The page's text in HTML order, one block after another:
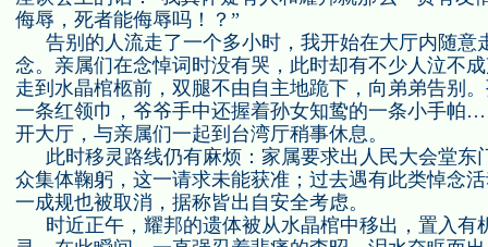
侮辱，死者能侮辱吗！？”
告别的人流走了一个多小时，我开始在大厅内随意
念。亲属们在念悼词时没有哭，此时却有不少人泣不
走到水晶棺柩前，双腿不由自主地跪下，向弟弟告别
一条红领巾，爷爷手中还握着孙女知鸷的一条小手帕
开大厅，与亲属们一起到台湾厅稍事休息。
此时移灵路线仍有麻烦：家属要求出人民大会堂东
众集体鞠躬，这一请求未能获准；过去遇有此类悼念
一成规也被取消，据称皆出自安全考虑。
时近正午，耀邦的遗体被从水晶棺中移出，置入有